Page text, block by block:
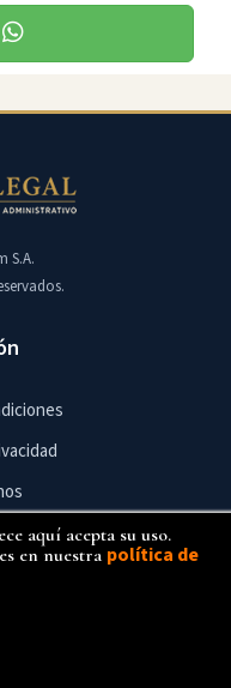
aquí acepta su uso.
en nuestra política de
S.A.